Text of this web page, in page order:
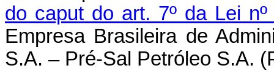
do caput do art. 7º da Lei
Empresa Brasileira de
S.A. – Pré-Sal Petróleo S.A.